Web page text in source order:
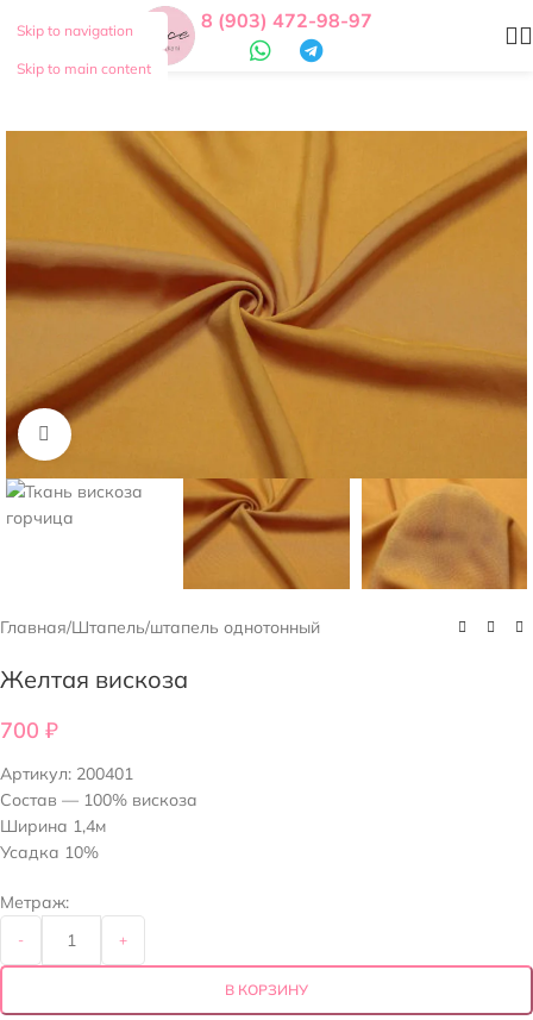
Skip to navigation
Skip to main content
8 (903) 472-98-97
Нажмите, чтобы увеличить
Главная/Штапель/штапель однотонный
Желтая вискоза
700 ₽
Артикул: 200401
Состав — 100% вискоза
Ширина 1,4м
Усадка 10%
Метраж:
- +
В КОРЗИНУ